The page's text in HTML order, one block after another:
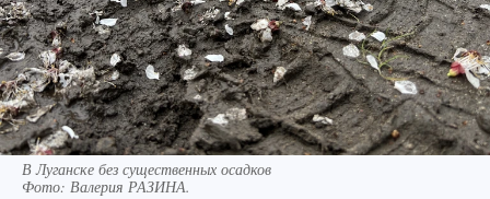
В Луганске без существенных осадков
Фото: Валерия РАЗИНА.